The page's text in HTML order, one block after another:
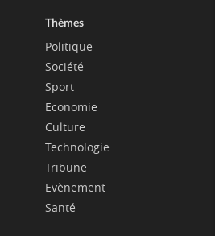
Thèmes
Politique
Société
Sport
Economie
Culture
Technologie
Tribune
Evènement
Santé